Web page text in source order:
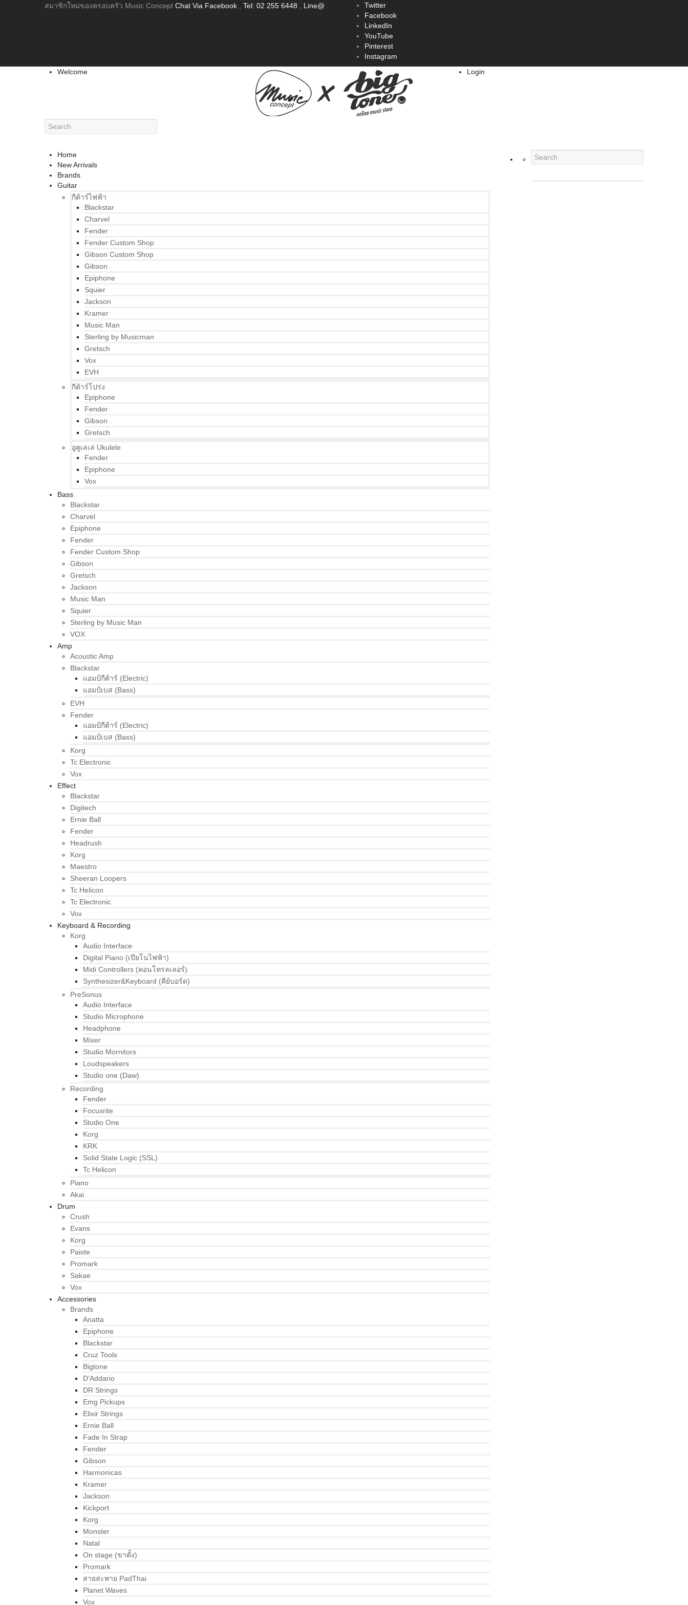
สมาชิกใหม่ของครอบครัว Music Concept Chat Via Facebook Tel: 02 255 6448 Line@
Twitter
Facebook
LinkedIn
YouTube
Pinterest
Instagram
Welcome
Login
Home
New Arrivals
Brands
Guitar
กีต้าร์ไฟฟ้า
Blackstar
Charvel
Fender
Fender Custom Shop
Gibson Custom Shop
Gibson
Epiphone
Squier
Jackson
Kramer
Music Man
Sterling by Musicman
Gretsch
Vox
EVH
กีต้าร์โปร่ง
Epiphone
Fender
Gibson
Gretsch
อูคูเลเล่ Ukulele
Fender
Epiphone
Vox
Bass
Blackstar
Charvel
Epiphone
Fender
Fender Custom Shop
Gibson
Gretsch
Jackson
Music Man
Squier
Sterling by Music Man
VOX
Amp
Acoustic Amp
Blackstar
แอมป์กีต้าร์ (Electric)
แอมป์เบส (Bass)
EVH
Fender
แอมป์กีต้าร์ (Electric)
แอมป์เบส (Bass)
Korg
Tc Electronic
Vox
Effect
Blackstar
Digitech
Ernie Ball
Fender
Headrush
Korg
Maestro
Sheeran Loopers
Tc Helicon
Tc Electronic
Vox
Keyboard & Recording
Korg
Audio Interface
Digital Piano (เปียโนไฟฟ้า)
Midi Controllers (คอนโทรลเลอร์)
Synthesizer&Keyboard (คีย์บอร์ด)
PreSonus
Audio Interface
Studio Microphone
Headphone
Mixer
Studio Mornitors
Loudspeakers
Studio one (Daw)
Recording
Fender
Focusrite
Studio One
Korg
KRK
Solid State Logic (SSL)
Tc Helicon
Piano
Akai
Drum
Crush
Evans
Korg
Paiste
Promark
Sakae
Vox
Accessories
Brands
Anatta
Epiphone
Blackstar
Cruz Tools
Bigtone
D’Addario
DR Strings
Emg Pickups
Elixir Strings
Ernie Ball
Fade In Strap
Fender
Gibson
Harmonicas
Kramer
Jackson
Kickport
Korg
Monster
Natal
On stage (ขาตั้ง)
Promark
สายสะพาย PadThai
Planet Waves
Vox